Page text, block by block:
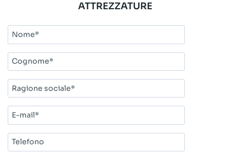
ATTREZZATURE
Nome*
Cognome*
Ragione
sociale*
E-
mail*
Telefono